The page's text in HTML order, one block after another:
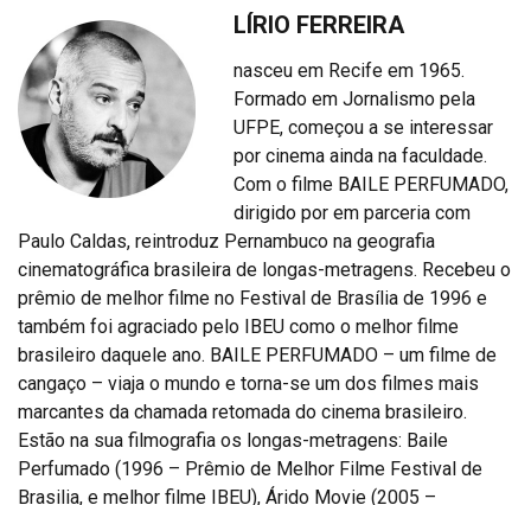
LÍRIO FERREIRA
nasceu em Recife em 1965.
Formado em Jornalismo pela
UFPE, começou a se interessar
por cinema ainda na faculdade.
Com o filme BAILE PERFUMADO,
dirigido por em parceria com
Paulo Caldas, reintroduz Pernambuco na geografia
cinematográfica brasileira de longas-metragens. Recebeu o
prêmio de melhor filme no Festival de Brasília de 1996 e
também foi agraciado pelo IBEU como o melhor filme
brasileiro daquele ano. BAILE PERFUMADO – um filme de
cangaço – viaja o mundo e torna-se um dos filmes mais
marcantes da chamada retomada do cinema brasileiro.
Estão na sua filmografia os longas-metragens: Baile
Perfumado (1996 – Prêmio de Melhor Filme Festival de
Brasilia, e melhor filme IBEU), Árido Movie (2005 –